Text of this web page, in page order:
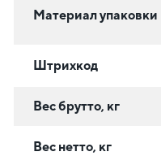
Материал упаковки
Штрихкод
Вес брутто, кг
Вес нетто, кг